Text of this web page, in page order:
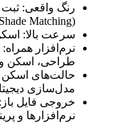
رنگ واقعی: ثبت
(Smart-Shade Matching) بر اساس فناوری BRDF
سرعت بالا:
طراحی، اسکن
حالت‌های اسکن
مدل‌سازی
خروجی فایل
نرم‌افزارها و